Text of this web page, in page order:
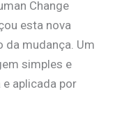
Change
esta nova
mudança. Um
simples e
aplicada por